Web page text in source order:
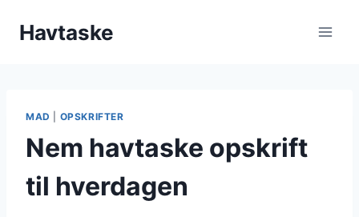
Havtaske
MAD OPSKRIFTER
Nem havtaske opskrift
til hverdagen